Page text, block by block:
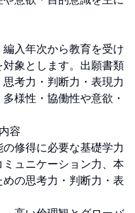
入年次から教育を受け
象とします。出願書類
考力・判断力・表現力
様性・協働性や意欲・
容
修得に必要な基礎学力
ュニケーション力、本
の思考力・判断力・表